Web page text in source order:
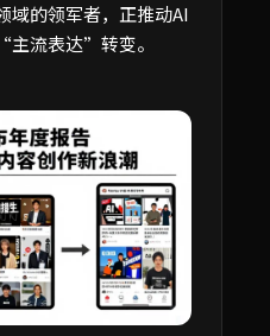
域的领军者，正推动AI
流表达”转变。